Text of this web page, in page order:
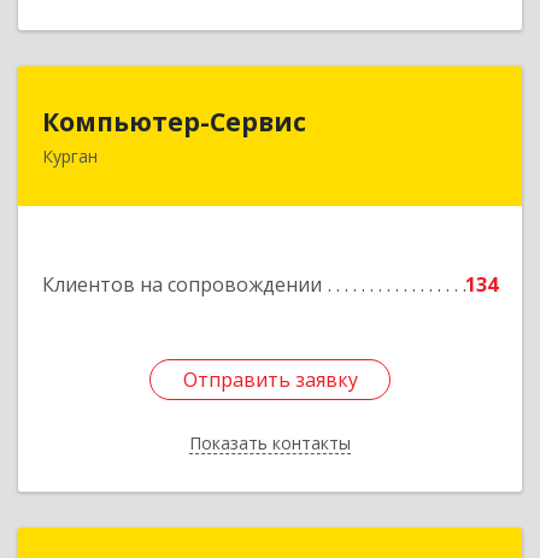
Компьютер-Сервис
Курган
Клиентов на сопровождении 134
Отправить заявку
Показать контакты
Отправить заявку
Назад